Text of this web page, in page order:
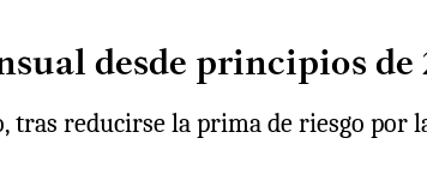
desde principios de
tras reducirse la prima de riesgo por